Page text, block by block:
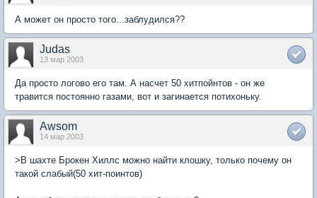
А может он просто того...заблудился??
Judas
13 мар 2003
Да просто логово его там. А насчет 50 хитпойнтов - он же
травится постоянно газами, вот и загинается потихоньку.
Awsom
14 мар 2003
>В шахте Брокен Хиллс можно найти клошку, только почему он
такой слабый(50 хит-поинтов)